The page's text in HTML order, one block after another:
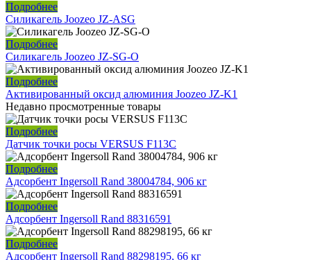
Подробнее
Силикагель Joozeo JZ-ASG
Подробнее
Силикагель Joozeo JZ-SG-O
Подробнее
Активированный оксид алюминия Joozeo JZ-K1
Недавно просмотренные товары
Подробнее
Датчик точки росы VERSUS F113C
Подробнее
Адсорбент Ingersoll Rand 38004784, 906 кг
Подробнее
Адсорбент Ingersoll Rand 88316591
Подробнее
Адсорбент Ingersoll Rand 88298195, 66 кг